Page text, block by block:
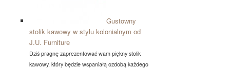
Gustowny
stolik kawowy w stylu kolonialnym od
J.U. Furniture
Dziś pragnę zaprezentować wam piękny stolik
kawowy, który będzie wspaniałą ozdobą każdego